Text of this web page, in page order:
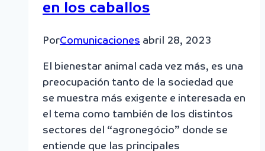
en los caballos
PorComunicaciones abril 28, 2023
El bienestar animal cada vez más, es una
preocupación tanto de la sociedad que
se muestra más exigente e interesada en
el tema como también de los distintos
sectores del “agronegócio” donde se
entiende que las principales